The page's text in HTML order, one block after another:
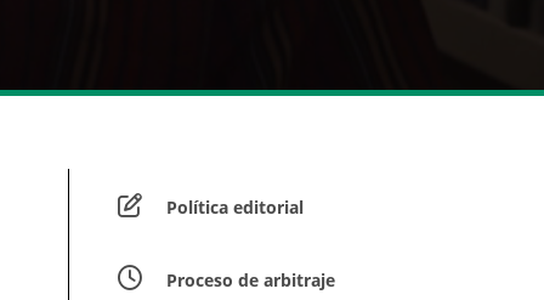
Política editorial
Proceso de arbitraje